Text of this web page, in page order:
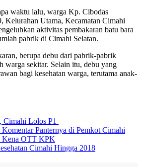
waktu lalu, warga Kp. Cibodas
Kelurahan Utama, Kecamatan Cimahi
aktivitas pembakaran batu bara
pabrik di Cimahi Selatan.
berupa debu dari pabrik-pabrik
warga sekitar. Selain itu, debu yang
bagi kesehatan warga, terutama anak-
Cimahi Lolos P1
Panternya di Pemkot Cimahi
Kena OTT KPK
Cimahi Hingga 2018